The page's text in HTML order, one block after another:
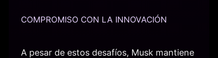
COMPROMISO CON LA INNOVACIÓN
A pesar de estos desafíos, Musk mantiene